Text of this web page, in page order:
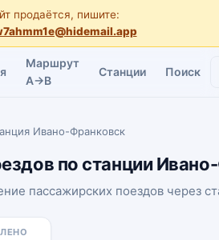
продаётся, пишите:
Маршрут
A→B
Станции Поиск
Ивано-Франковск
по станции
пассажирских поездов через